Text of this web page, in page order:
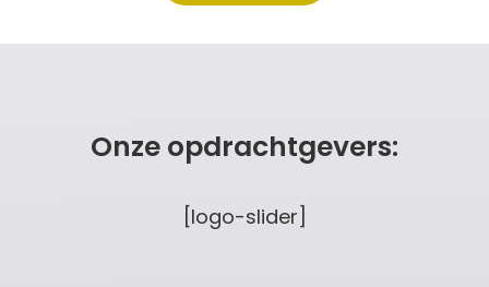
Onze opdrachtgevers:
[logo-slider]